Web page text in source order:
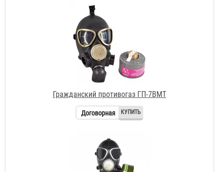
Гражданский противогаз ГП-7ВМТ
Договорная
Гражданский противогаз ГП-8В